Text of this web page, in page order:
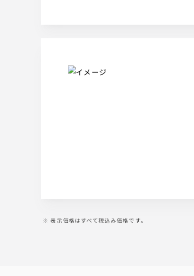
表示価格はすべて税込み価格です。